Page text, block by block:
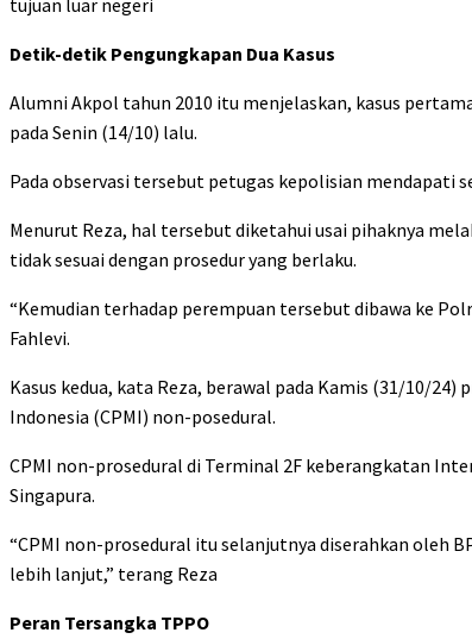
Detik-detik Pengungkapan Dua Kasus
Alumni Akpol tahun 2010 itu menjelaskan, kasus
pada Senin (14/10) lalu.
Pada observasi tersebut petugas kepolisian mendapati
Menurut Reza, hal tersebut diketahui usai pihaknya
tidak sesuai dengan prosedur yang berlaku.
“Kemudian terhadap perempuan tersebut dibawa ke
Fahlevi.
Kasus kedua, kata Reza, berawal pada Kamis (31/10/
Indonesia (CPMI) non-posedural.
CPMI non-prosedural di Terminal 2F keberangkatan
Singapura.
“CPMI non-prosedural itu selanjutnya diserahkan oleh
lebih lanjut,” terang Reza
Peran Tersangka TPPO